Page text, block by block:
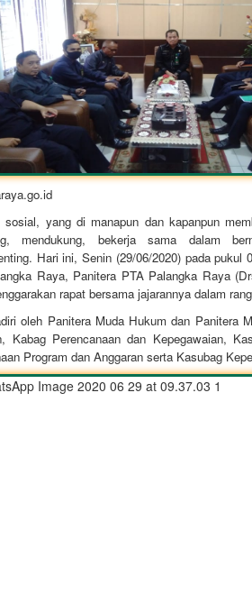
sosial, yang di manapun dan kapanpun
mendukung, bekerja sama dalam
Hari ini, Senin (29/06/2020) pada pukul
Raya, Panitera PTA Palangka Raya
rapat bersama jajarannya dalam
oleh Panitera Muda Hukum dan Panitera
Kabag Perencanaan dan Kepegawaian,
Program dan Anggaran serta Kasubag